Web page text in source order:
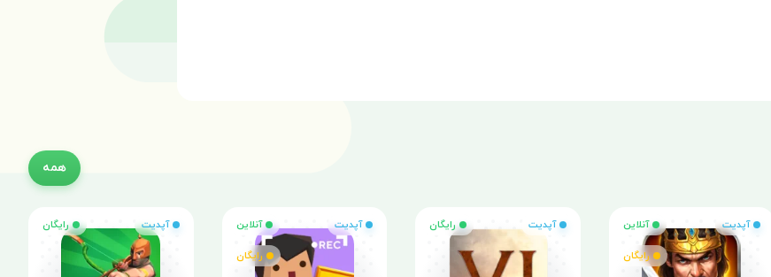
همه
آپدیت آنلاین
رایگان
آپدیت رایگان آپدیت آنلاین
رایگان
آپدیت رایگان